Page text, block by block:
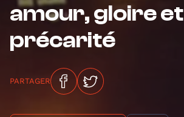
amour, gloire et
précarité
PARTAGER